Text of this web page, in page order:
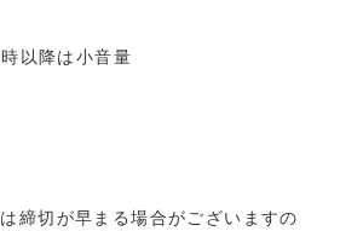
以降は小音量
締切が早まる場合がございますの